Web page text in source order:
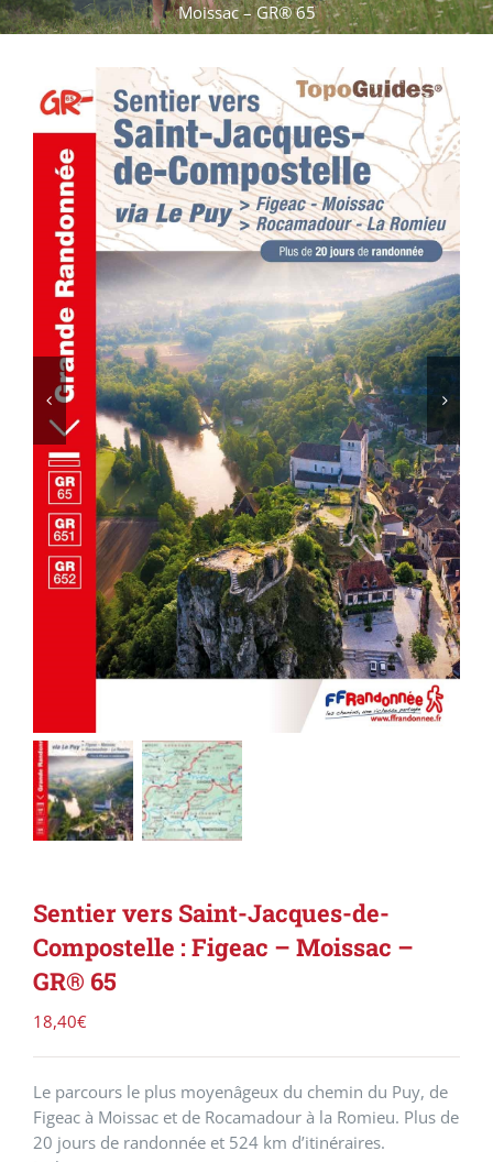
Moissac – GR® 65
Sentier vers Saint-Jacques-de-
Compostelle : Figeac – Moissac –
GR® 65
18,40€
Le parcours le plus moyenâgeux du chemin du Puy, de
Figeac à Moissac et de Rocamadour à la Romieu. Plus de
20 jours de randonnée et 524 km d’itinéraires.